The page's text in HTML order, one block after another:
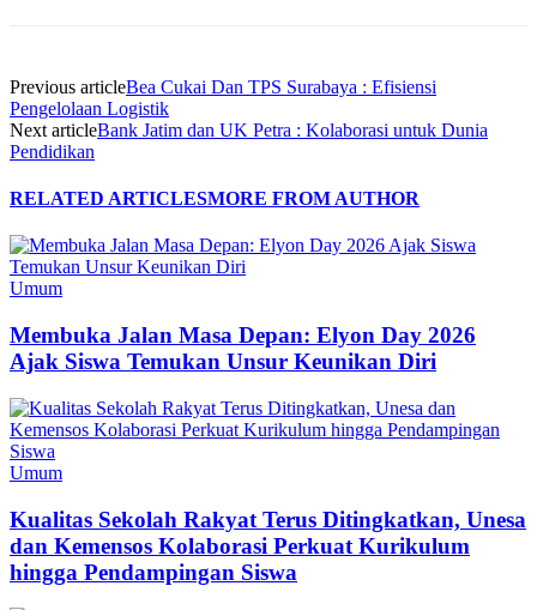
Previous articleBea Cukai Dan TPS Surabaya : Efisiensi
Pengelolaan Logistik
Next articleBank Jatim dan UK Petra : Kolaborasi untuk Dunia
Pendidikan
RELATED ARTICLESMORE FROM AUTHOR
Umum
Membuka Jalan Masa Depan: Elyon Day 2026
Ajak Siswa Temukan Unsur Keunikan Diri
Umum
Kualitas Sekolah Rakyat Terus Ditingkatkan, Unesa
dan Kemensos Kolaborasi Perkuat Kurikulum
hingga Pendampingan Siswa